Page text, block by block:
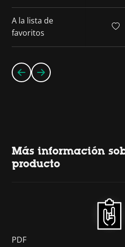
A la lista de
favoritos
Más información
producto
PDF